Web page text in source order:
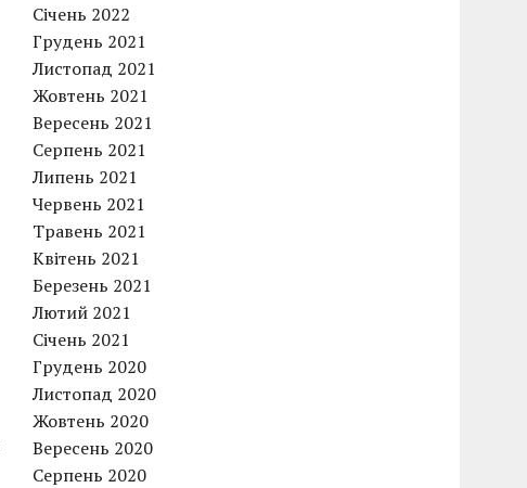
Січень 2022
Грудень 2021
Листопад 2021
Жовтень 2021
Вересень 2021
Серпень 2021
Липень 2021
Червень 2021
Травень 2021
Квітень 2021
Березень 2021
Лютий 2021
Січень 2021
Грудень 2020
Листопад 2020
Жовтень 2020
Вересень 2020
Серпень 2020